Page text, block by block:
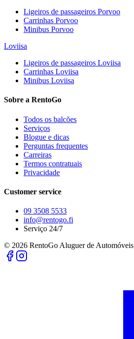
Ligeiros de passageiros Porvoo
Carrinhas Porvoo
Minibus Porvoo
Loviisa
Ligeiros de passageiros Loviisa
Carrinhas Loviisa
Minibus Loviisa
Sobre a RentoGo
Todos os balcões
Serviços
Blogue e dicas
Perguntas frequentes
Carreiras
Termos contratuais
Privacidade
Customer service
09 3508 5533
info@rentogo.fi
Serviço 24/7
© 2026 RentoGo Aluguer de Automóveis